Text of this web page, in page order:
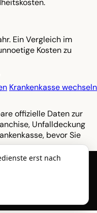
Ein Vergleich im
Kosten zu
Krankenkasse wechseln
offizielle Daten zur
Unfalldeckung
bevor Sie
erst nach